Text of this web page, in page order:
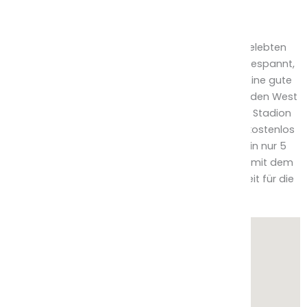
Unser Studio in Braunsfeld liegt direkt an der belebten
Aachener Straße. Die Parksituation ist meist angespannt,
daher empfehlen wir die Anreise mit der Bahn. Eine gute
Möglichkeit ist auch der Park&Ride-Parkplatz Weiden West
(siehe „mit der Bahn“). Wenn im Müngersdorfer Stadion
keine Veranstaltung stattfindet, könnt ihr auch kostenlos
im Stadionparkhaus parken seid von dort aus in nur 5
Minuten mit der Bahn bei uns. Falls ihr trotzdem mit dem
Auto bis zu uns kommt, plant bitte genügend Zeit für die